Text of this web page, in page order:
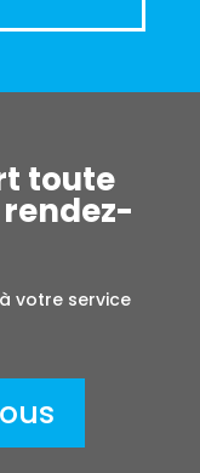
toute
votre service